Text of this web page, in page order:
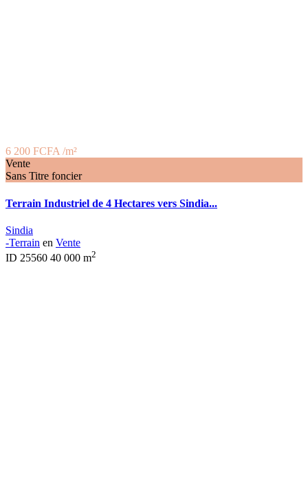
6 200 FCFA/m²
Vente
Sans Titre foncier
Terrain Industriel de 4 Hectares vers Sindia...
Sindia
-Terrain en Vente
ID 25560 40 000 m2